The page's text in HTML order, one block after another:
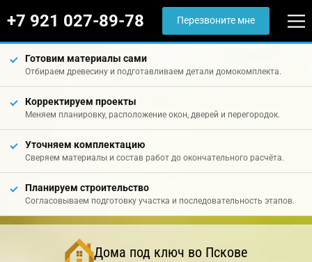
+7 921 027-89-78 Перезвоните мне
Готовим материалы сами
Отбираем древесину и подготавливаем детали домокомплекта.
Корректируем проекты
Меняем планировку, расположение окон, дверей и перегородок.
Уточняем комплектацию
Сверяем материалы и состав работ до окончательного расчёта.
Планируем строительство
Согласовываем подготовку участка и последовательность этапов.
Дома под ключ во Пскове